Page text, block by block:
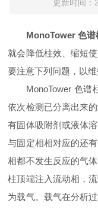
更新时间
MonoTower 色谱
就会降低柱效、缩短
要注意下列问题，以维
MonoTower 色谱
依次检测已分离出来
有固体吸附剂或液体
与固定相相对应的还
相都不发生反应的气
柱顶端注入流动相，
为载气。载气在分析